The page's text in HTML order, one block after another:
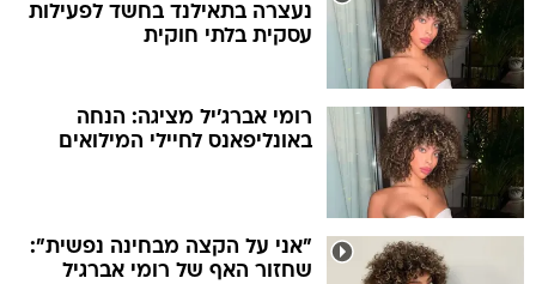
נעצרה בתאילנד בחשד לפעילות
עסקית בלתי חוקית
רומי אברג'יל מציגה: הנחה
באונליפאנס לחיילי המילואים
"אני על הקצה מבחינה נפשית":
שחזור האף של רומי אברגיל